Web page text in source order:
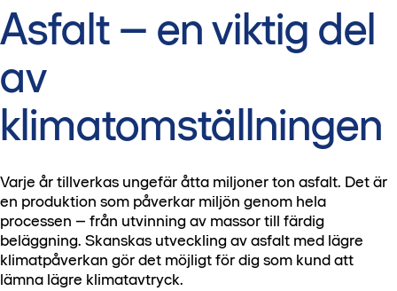
Asfalt – en viktig del
av
klimatomställningen
Varje år tillverkas ungefär åtta miljoner ton asfalt. Det är
en produktion som påverkar miljön genom hela
processen – från utvinning av massor till färdig
beläggning. Skanskas utveckling av asfalt med lägre
klimatpåverkan gör det möjligt för dig som kund att
lämna lägre klimatavtryck.